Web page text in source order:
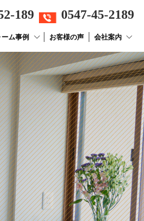
189 0547-45-2189
ーム事例 お客様の声 会社案内